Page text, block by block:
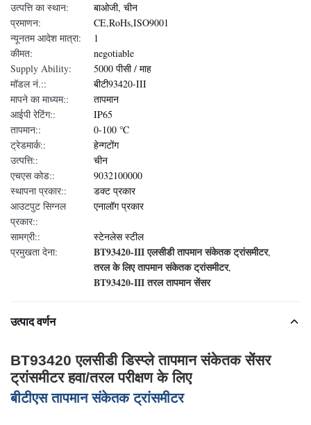
उत्पत्ति का स्थान:
बाओजी, चीन
प्रमाणन:
CE,RoHs,ISO9001
न्यूनतम आदेश मात्रा:
1
कीमत:
negotiable
Supply Ability:
5000 पीसी / माह
मॉडल नं.::
बीटी93420-III
मापने का माध्यम::
तापमान
आईपी रेटिंग::
IP65
तापमान::
0-100 ℃
ट्रेडमार्क::
हेन्गटोंग
उत्पत्ति::
चीन
एचएस कोड::
9032100000
स्थापना प्रकार::
डक्ट प्रकार
आउटपुट सिग्नल
प्रकार::
एनालॉग प्रकार
सामग्री::
स्टेनलेस स्टील
प्रमुखता देना:
BT93420-III एलसीडी तापमान संकेतक ट्रांसमीटर,
तरल के लिए तापमान संकेतक ट्रांसमीटर,
BT93420-III तरल तापमान सेंसर
उत्पाद वर्णन
BT93420 एलसीडी डिस्प्ले तापमान संकेतक सेंसर
ट्रांसमीटर हवा/तरल परीक्षण के लिए
बीटीएस तापमान संकेतक ट्रांसमीटर